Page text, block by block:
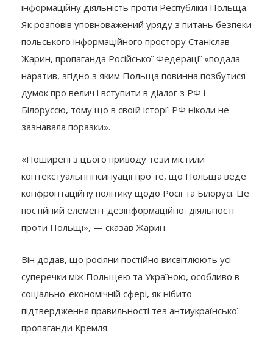
інформаційну діяльність проти Республіки Польща.
Як розповів уповноважений уряду з питань безпеки
польського інформаційного простору Станіслав
Жарин, пропаганда Російської Федерації «подала
наратив, згідно з яким Польща повинна позбутися
думок про велич і вступити в діалог з РФ і
Білоруссю, тому що в своїй історії РФ ніколи не
зазнавала поразки».
«Поширені з цього приводу тези містили
контекстуальні інсинуації про те, що Польща веде
конфронтаційну політику щодо Росії та Білорусі. Це
постійний елемент дезінформаційної діяльності
проти Польщі», — сказав Жарин.
Він додав, що росіяни постійно висвітлюють усі
суперечки між Польщею та Україною, особливо в
соціально-економічній сфері, як нібито
підтвердження правильності тез антиукраїнської
пропаганди Кремля.